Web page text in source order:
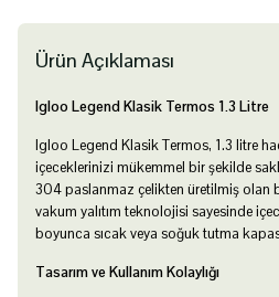
Ürün Açıklaması
Igloo Legend Klasik Termos 1.3 Litre
Igloo Legend Klasik Termos, 1.3 litre
içeceklerinizi mükemmel bir şekilde
304 paslanmaz çelikten üretilmiş olan
vakum yalıtım teknolojisi sayesinde
boyunca sıcak veya soğuk tutma
Tasarım ve Kullanım Kolaylığı